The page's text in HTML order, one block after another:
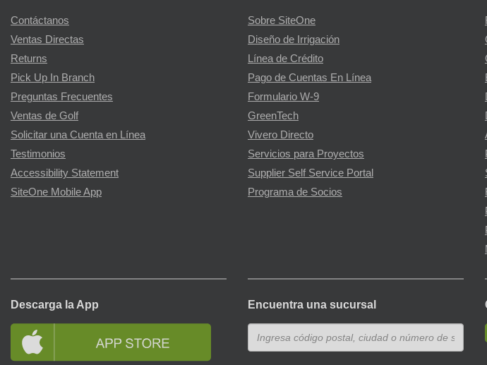
Contáctanos
Ventas Directas
Returns
Pick Up In Branch
Preguntas Frecuentes
Ventas de Golf
Solicitar una Cuenta en Línea
Testimonios
Accessibility Statement
SiteOne Mobile App
Sobre SiteOne
Diseño de Irrigación
Línea de Crédito
Pago de Cuentas En Línea
Formulario W-9
GreenTech
Vivero Directo
Servicios para Proyectos
Supplier Self Service Portal
Programa de Socios
Descarga la App Encuentra una sucursal